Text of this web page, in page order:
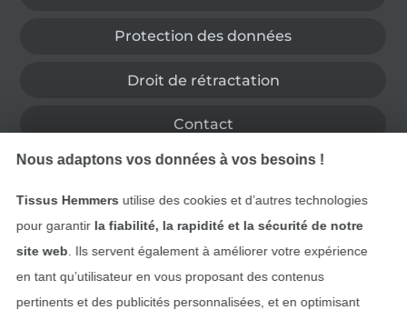
Protection des données
Droit de rétractation
Contact
Trouvez plus d’idées
Nous adaptons vos données à vos besoins !
Tissus Hemmers utilise des cookies et d’autres technologies
pour garantir la fiabilité, la rapidité et la sécurité de notre
site web . Ils servent également à améliorer votre expérience
en tant qu’utilisateur en vous proposant des contenus
pertinents et des publicités personnalisées, et en optimisant